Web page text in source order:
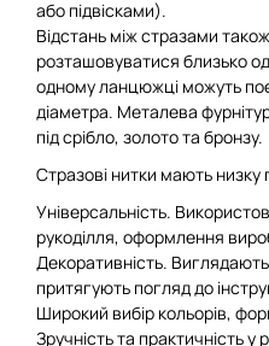
або підвісками).
Відстань між стразами
розташовуватися близько
одному ланцюжці можуть
діаметра. Металева
під срібло, золото та бронзу.
Стразові нитки мають низку
Універсальність.
рукоділля, оформлення
Декоративність.
притягують погляд до
Широкий вибір кольорів,
Зручність та практичність